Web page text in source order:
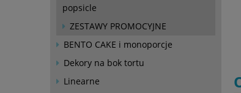
popsicle
ZESTAWY PROMOCYJNE
BENTO CAKE i monoporcje
Dekory na bok tortu
Linearne